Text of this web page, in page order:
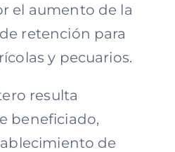
el aumento de la
retención para
y pecuarios.
resulta
beneficiado,
de